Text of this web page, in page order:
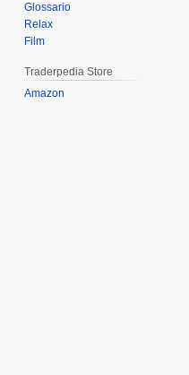
Glossario
Relax
Film
Traderpedia Store
Amazon